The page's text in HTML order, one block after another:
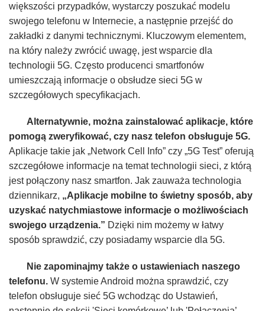
większości przypadków, wystarczy poszukać modelu
swojego telefonu w Internecie, a następnie przejść do
zakładki z danymi technicznymi. Kluczowym elementem,
na który należy zwrócić uwagę, jest wsparcie dla
technologii 5G. Często producenci smartfonów
umieszczają informacje o obsłudze sieci 5G w
szczegółowych specyfikacjach.
Alternatywnie, można zainstalować aplikacje, które
pomogą zweryfikować, czy nasz telefon obsługuje 5G.
Aplikacje takie jak „Network Cell Info” czy „5G Test” oferują
szczegółowe informacje na temat technologii sieci, z którą
jest połączony nasz smartfon. Jak zauważa technologia
dziennikarz, „Aplikacje mobilne to świetny sposób, aby
uzyskać natychmiastowe informacje o możliwościach
swojego urządzenia.” Dzięki nim możemy w łatwy
sposób sprawdzić, czy posiadamy wsparcie dla 5G.
Nie zapominajmy także o ustawieniach naszego
telefonu. W systemie Android można sprawdzić, czy
telefon obsługuje sieć 5G wchodząc do Ustawień,